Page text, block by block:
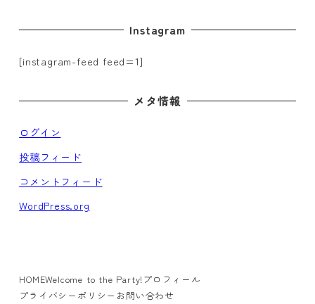
Instagram
[instagram-feed feed=1]
メタ情報
ログイン
投稿フィード
コメントフィード
WordPress.org
HOMEWelcome to the Party! プロフィール
プライバシーポリシー お問い合わせ